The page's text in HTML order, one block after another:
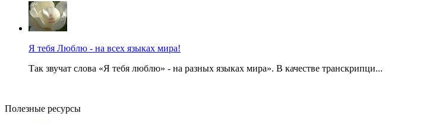
Я тебя Люблю - на всех языках мира!
Так звучат слова «Я тебя люблю» - на разных языках мира». В качестве транскрипци...
Полезные ресурсы